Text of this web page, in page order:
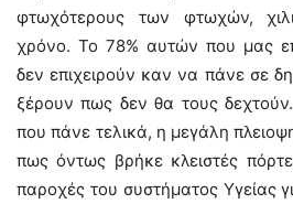
φτωχότερους των φτωχών,
χρόνο. Το 78% αυτών που μας
δεν επιχειρούν καν να πάνε σε
ξέρουν πως δεν θα τους
που πάνε τελικά, η μεγάλη
πως όντως βρήκε κλειστές
παροχές του συστήματος Υγείας